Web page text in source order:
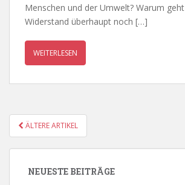
Menschen und der Umwelt? Warum
Widerstand überhaupt noch […]
WEITERLESEN
POSTS
NAVIGATION
ÄLTERE ARTIKEL
NEUESTE BEITRÄGE